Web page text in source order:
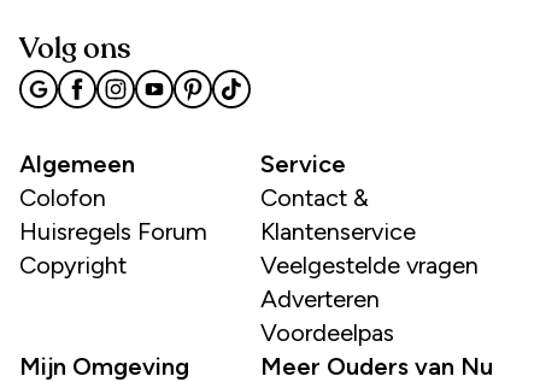
Volg ons
Algemeen
Colofon
Huisregels Forum
Copyright
Service
Contact &
Klantenservice
Veelgestelde vragen
Adverteren
Voordeelpas
Mijn Omgeving
Meer Ouders van Nu